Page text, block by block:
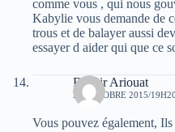
comme vous , qui nous
Kabylie vous demande de
trous et de balayer aussi
essayer d aider qui que ce
Bachir Ariouat
29 OCTOBRE 2015/19H20
Vous pouvez également,